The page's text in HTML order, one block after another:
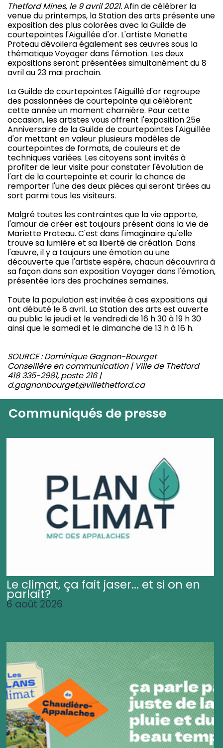
Thetford Mines, le 9 avril 2021.Afin de célébrer la
venue du printemps, la Station des arts présente une
exposition des plus colorées avec la Guilde de
courtepointes l'Aiguillée d'or. L'artiste Mariette
Proteau dévoilera également ses œuvres sous la
thématique Voyager dans l'émotion. Les deux
expositions seront présentées simultanément du 8
avril au 23 mai prochain.
La Guilde de courtepointes l'Aiguillé d'or regroupe
des passionnées de courtepointe qui célèbrent
cette année un moment charnière. Pour cette
occasion, les artistes vous offrent l'exposition 25e
Anniversaire de la Guilde de courtepointes l'Aiguillée
d'or mettant en valeur plusieurs modèles de
courtepointes de formats, de couleurs et de
techniques variées. Les citoyens sont invités à
profiter de leur visite pour constater l'évolution de
l'art de la courtepointe et courir la chance de
remporter l'une des deux pièces qui seront tirées au
sort parmi tous les visiteurs.
Malgré toutes les contraintes que la vie apporte,
l'amour de créer est toujours présent dans la vie de
Mariette Proteau. C'est dans l'imaginaire qu'elle
trouve sa lumière et sa liberté de création. Dans
l'œuvre, il y a toujours une émotion ou une
découverte que l'artiste espère, chacun découvrira à
sa façon dans son exposition Voyager dans l'émotion,
présentée lors des prochaines semaines.
Toute la population est invitée à ces expositions qui
ont débuté le 8 avril. La Station des arts est ouverte
au public le jeudi et le vendredi de 16 h 30 à 19 h 30
ainsi que le samedi et le dimanche de 13 h à 16 h.
SOURCE : Dominique Gagnon-Bourget
Conseillère en communication | Ville de Thetford
418 335-2981, poste 216 |
d.gagnonbourget@villethetford.ca
Communiqués de presse
Le climat, ça fait jaser... et si on en
parlait?
6 août 2026